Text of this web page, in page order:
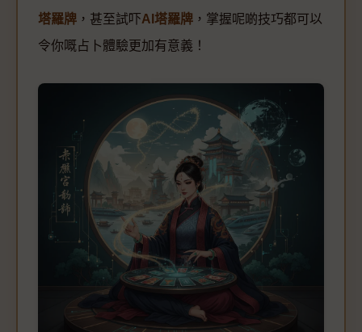
塔羅牌 ，甚至試吓AI塔羅牌 ，掌握呢啲技巧都可以
令你嘅占卜體驗更加有意義！